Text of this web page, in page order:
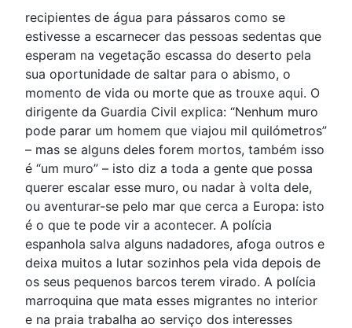
recipientes de água para pássaros como se
estivesse a escarnecer das pessoas sedentas que
esperam na vegetação escassa do deserto pela
sua oportunidade de saltar para o abismo, o
momento de vida ou morte que as trouxe aqui. O
dirigente da Guardia Civil explica: “Nenhum muro
pode parar um homem que viajou mil quilómetros”
– mas se alguns deles forem mortos, também isso
é “um muro” – isto diz a toda a gente que possa
querer escalar esse muro, ou nadar à volta dele,
ou aventurar-se pelo mar que cerca a Europa: isto
é o que te pode vir a acontecer. A polícia
espanhola salva alguns nadadores, afoga outros e
deixa muitos a lutar sozinhos pela vida depois de
os seus pequenos barcos terem virado. A polícia
marroquina que mata esses migrantes no interior
e na praia trabalha ao serviço dos interesses